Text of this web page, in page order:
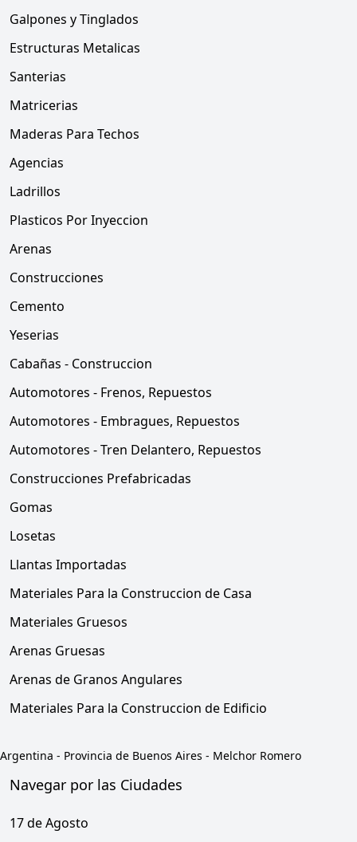
Galpones y Tinglados
Estructuras Metalicas
Santerias
Matricerias
Maderas Para Techos
Agencias
Ladrillos
Plasticos Por Inyeccion
Arenas
Construcciones
Cemento
Yeserias
Cabañas - Construccion
Automotores - Frenos, Repuestos
Automotores - Embragues, Repuestos
Automotores - Tren Delantero, Repuestos
Construcciones Prefabricadas
Gomas
Losetas
Llantas Importadas
Materiales Para la Construccion de Casa
Materiales Gruesos
Arenas Gruesas
Arenas de Granos Angulares
Materiales Para la Construccion de Edificio
Argentina - Provincia de Buenos Aires - Melchor Romero
Navegar por las Ciudades
17 de Agosto